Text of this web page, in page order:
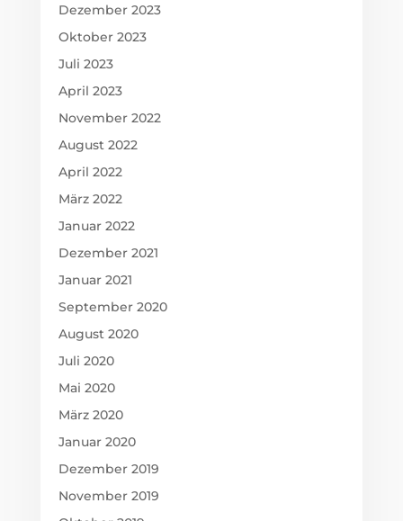
Dezember 2023
Oktober 2023
Juli 2023
April 2023
November 2022
August 2022
April 2022
März 2022
Januar 2022
Dezember 2021
Januar 2021
September 2020
August 2020
Juli 2020
Mai 2020
März 2020
Januar 2020
Dezember 2019
November 2019